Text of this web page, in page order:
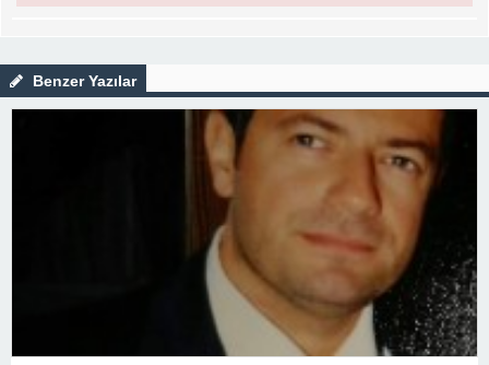
Benzer Yazılar